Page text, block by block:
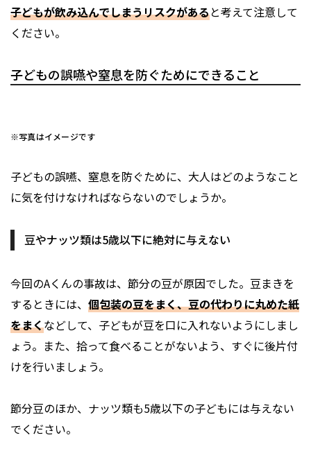
子どもが飲み込んでしまうリスクがあると考えて注意して
ください。
子どもの誤嚥や窒息を防ぐためにできること
※写真はイメージです
子どもの誤嚥、窒息を防ぐために、大人はどのようなこと
に気を付けなければならないのでしょうか。
豆やナッツ類は5歳以下に絶対に与えない
今回のAくんの事故は、節分の豆が原因でした。豆まきを
するときには、 個包装の豆をまく、豆の代わりに丸めた紙
をまくなどして、子どもが豆を口に入れないようにしまし
ょう。また、拾って食べることがないよう、すぐに後片付
けを行いましょう。
節分豆のほか、ナッツ類も5歳以下の子どもには与えない
でください。